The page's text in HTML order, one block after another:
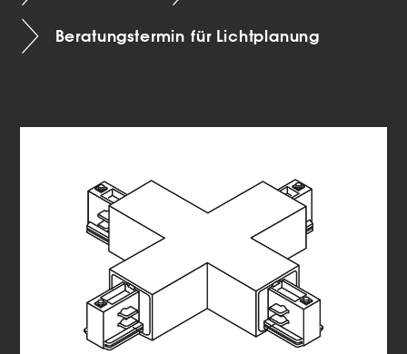
Beratungstermin für Lichtplanung